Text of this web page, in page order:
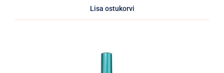
Lisa ostukorvi